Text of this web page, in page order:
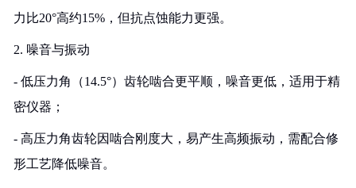
力比20°高约15%，但抗点蚀能力更强。
2. 噪音与振动
- 低压力角（14.5°）齿轮啮合更平顺，噪音更低，适用于精
密仪器；
- 高压力角齿轮因啮合刚度大，易产生高频振动，需配合修
形工艺降低噪音。